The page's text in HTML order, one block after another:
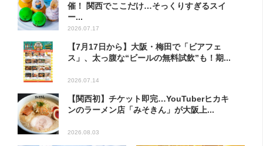
催！ 関西でここだけ…そっくりすぎるスイ
ー...
2026.07.17
【7月17日から】大阪・梅田で「ビアフェ
ス」、太っ腹な“ビールの無料試飲”も！期...
2026.07.14
【関西初】チケット即完…YouTuberヒカキ
ンのラーメン店「みそきん」が大阪上...
2026.08.03